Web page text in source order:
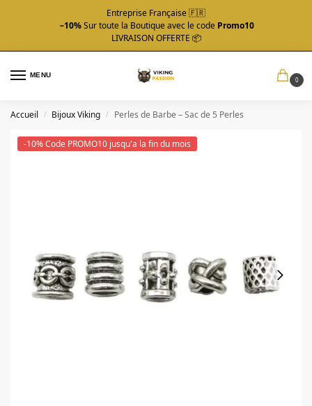
Entreprise Française 🇫🇷
–10%Sur toute la Boutique avec le code Promo10
LIVRAISON OFFERTE 📦
MENU
0
Accueil / Bijoux Viking / Perles de Barbe – Sac de 5 Perles
-10% Code PROMO10 jusqu'a la fin du mois